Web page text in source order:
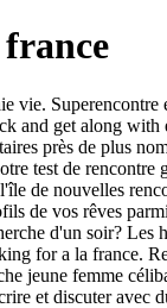
and get along with
près de plus
test de
de nouvelles
de vos rêves
d'un soir?
for a la france.
jeune femme
et discuter avec